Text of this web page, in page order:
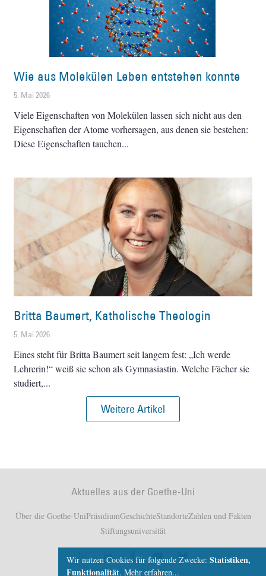
Wie aus Molekülen Leben entstehen konnte
5. Mai 2026
Viele Eigenschaften von Molekülen lassen sich nicht aus den
Eigenschaften der Atome vorhersagen, aus denen sie bestehen:
Diese Eigenschaften tauchen
Britta Baumert, Katholische Theologin
5. Mai 2026
Eines steht für Britta Baumert seit langem fest: „Ich werde
Lehrerin!“ weiß sie schon als Gymnasiastin. Welche Fächer sie
studiert,
Weitere Artikel
Aktuelles aus der Goethe-Uni
Über die Goethe-UniPräsidiumGeschichteStandorteZahlen und Fakten
Stiftungsuniversität
Wir nutzen Cookies für folgende Zwecke: Statistiken,
Funktionalität. Mehr erfahren...